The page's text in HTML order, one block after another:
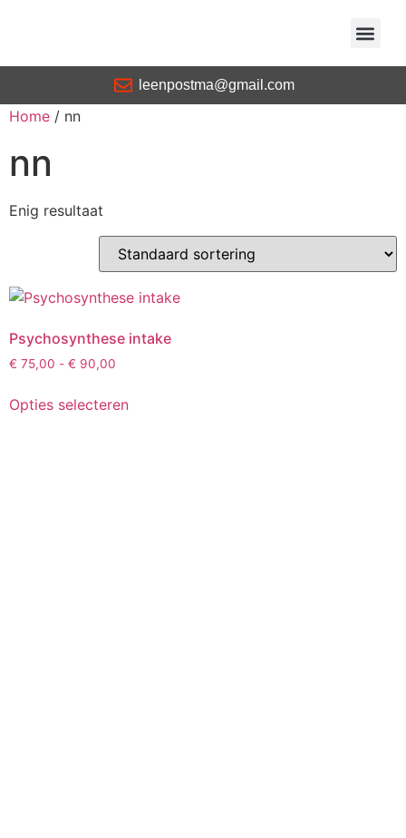
leenpostma@gmail.com
Home / nn
nn
Enig resultaat
Psychosynthese intake
€ 75,00 - € 90,00
Opties selecteren